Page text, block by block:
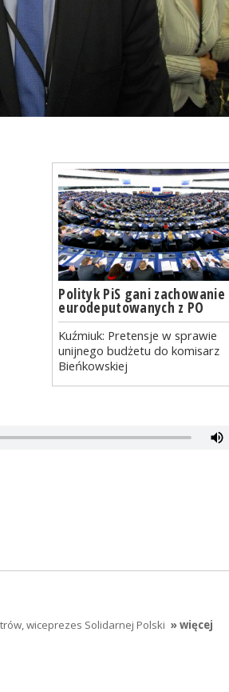
Polityk PiS gani zachowanie
eurodeputowanych z PO
Kuźmiuk: Pretensje w sprawie
unijnego budżetu do komisarz
Bieńkowskiej
wiceprezes Solidarnej Polski » więcej